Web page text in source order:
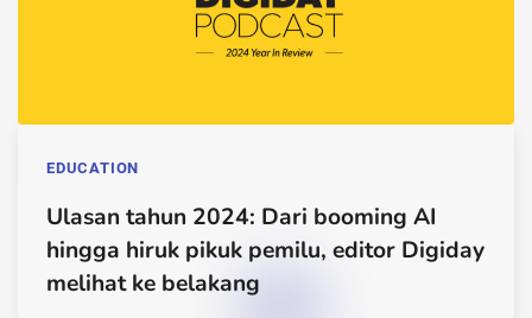
EDUCATION
Ulasan tahun 2024: Dari booming AI
hingga hiruk pikuk pemilu, editor Digiday
melihat ke belakang